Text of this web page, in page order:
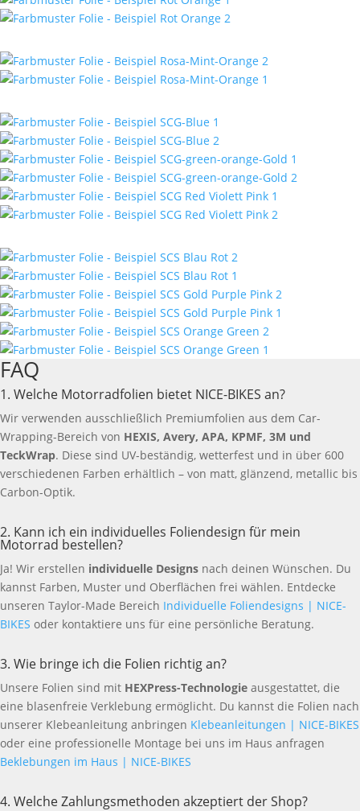
FAQ
1. Welche Motorradfolien bietet NICE-BIKES an?
Wir verwenden ausschließlich Premiumfolien aus dem Car-
Wrapping-Bereich von HEXIS, Avery, APA, KPMF, 3M und
TeckWrap. Diese sind UV-beständig, wetterfest und in über 600
verschiedenen Farben erhältlich – von matt, glänzend, metallic bis
Carbon-Optik.
2. Kann ich ein individuelles Foliendesign für mein
Motorrad bestellen?
Ja! Wir erstellen individuelle Designs nach deinen Wünschen. Du
kannst Farben, Muster und Oberflächen frei wählen. Entdecke
unseren Taylor-Made Bereich Individuelle Foliendesigns | NICE-
BIKES oder kontaktiere uns für eine persönliche Beratung.
3. Wie bringe ich die Folien richtig an?
Unsere Folien sind mit HEXPress-Technologie ausgestattet, die
eine blasenfreie Verklebung ermöglicht. Du kannst die Folien nach
unserer Klebeanleitung anbringen Klebeanleitungen | NICE-BIKES
oder eine professionelle Montage bei uns im Haus anfragen
Beklebungen im Haus | NICE-BIKES
4. Welche Zahlungsmethoden akzeptiert der Shop?